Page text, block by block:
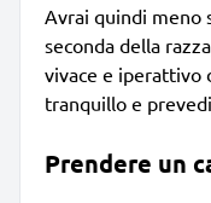
Avrai quindi meno
seconda della
vivace e iperattivo
tranquillo e
Prendere un